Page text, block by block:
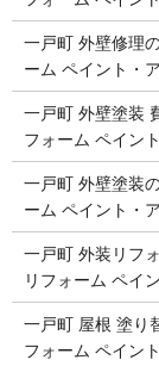
一戸町 外壁修理
ーム ペイント・
一戸町 外壁塗装
フォーム ペイン
一戸町 外壁塗装
ーム ペイント・
一戸町 外装リフ
リフォーム ペイ
一戸町 屋根 塗り
フォーム ペイン